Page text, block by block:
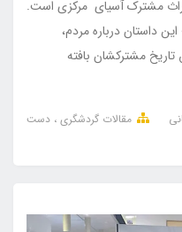
مشترک آسیای مرکزی است.
داستان درباره مردم،
مشترکشان بافته
مقالات گردشگری دست